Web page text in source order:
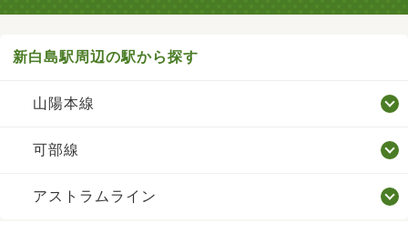
新白島駅周辺の駅から探す
山陽本線
可部線
アストラムライン